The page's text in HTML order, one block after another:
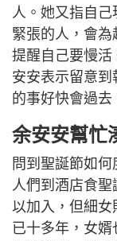
人。她又指自
緊張的人，會
提醒自己要慢
安安表示留意
的事好快會過去
余安安幫忙
問到聖誕節如
人們到酒店食聖
以加入，但細
已十多年，女